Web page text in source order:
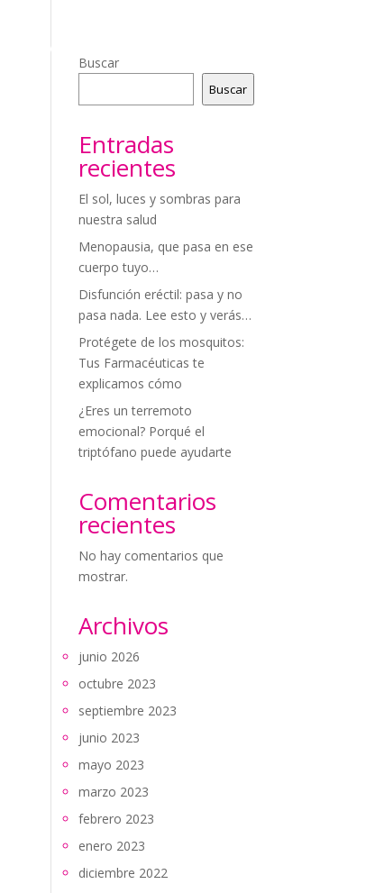
Videoconsejos
Buscar
Buscar
Entradas
recientes
El sol, luces y sombras para
nuestra salud
Menopausia, que pasa en ese
cuerpo tuyo…
Disfunción eréctil: pasa y no
pasa nada. Lee esto y verás…
Protégete de los mosquitos:
Tus Farmacéuticas te
explicamos cómo
¿Eres un terremoto
emocional? Porqué el
triptófano puede ayudarte
Comentarios
recientes
No hay comentarios que
mostrar.
Archivos
junio 2026
octubre 2023
septiembre 2023
junio 2023
mayo 2023
marzo 2023
febrero 2023
enero 2023
diciembre 2022